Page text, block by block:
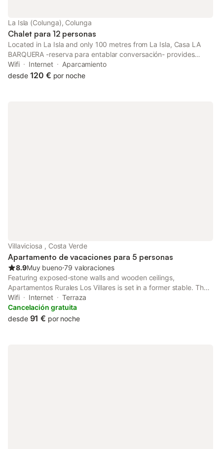
La Isla (Colunga), Colunga
Chalet para 12 personas
Located in La Isla and only 100 metres from La Isla, Casa LA
BARQUERA -reserva para entablar conversación- provides
accommodation with sea views, free WiFi and free private
parking. With garden views, this accommodation features a
Wifi Internet
Aparcamiento
desde 120 € por noche
Villaviciosa , Costa Verde
Apartamento de vacaciones para 5 personas
8.9Muy bueno⋅79 valoraciones
Featuring exposed-stone walls and wooden ceilings,
Apartamentos Rurales Los Villares is set in a former stable. The
property offers restored apartments located within 10 km of
Colunga and the Asturian Coast.
Wifi Internet
Terraza
Cancelación gratuita
desde 91 € por noche